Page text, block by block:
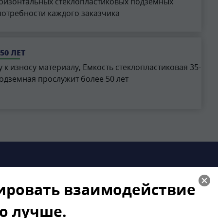
каждого заказчика
ЛЕТ
износу материалу, Емкость стеклопластиковая 35-
прослужит более 50 лет
взаимодействие
лучше.